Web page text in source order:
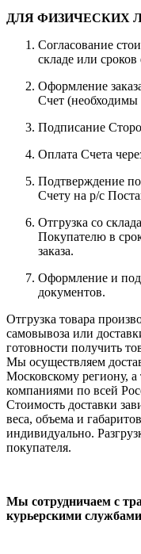
ДЛЯ ФИЗИЧЕСКИХ
Согласование
складе или сроков
Оформление
Счет
Подписание
Оплата Счета
Подтверждение
Счету на р/с
Отгрузка со
Покупателю в
заказа.
Оформление и
документов.
Отгрузка товара
самовывоза или
готовности получить
Мы осуществляем
Московскому региону,
компаниями по всей
Стоимость доставки
веса, объема и
индивидуально.
покупателя.
Мы сотрудничаем с
курьерскими